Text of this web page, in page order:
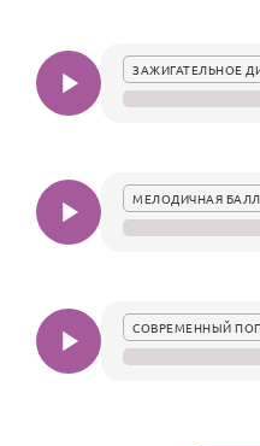
ЗАЖИГАТЕЛЬНОЕ
МЕЛОДИЧНАЯ
СОВРЕМЕННЫЙ